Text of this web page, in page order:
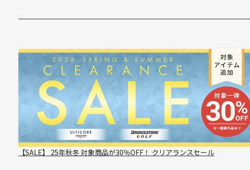
【SALE】 25年秋冬 対象商品が30％OFF！ クリアランスセール